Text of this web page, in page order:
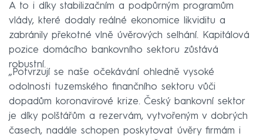
A to i díky stabilizačním a podpůrným programům
vlády, které dodaly reálné ekonomice likviditu a
zabránily překotné vlně úvěrových selhání. Kapitálová
pozice domácího bankovního sektoru zůstává
robustní.
„Potvrzují se naše očekávání ohledně vysoké
odolnosti tuzemského finančního sektoru vůči
dopadům koronavirové krize. Český bankovní sektor
je díky polštářům a rezervám, vytvořeným v dobrých
časech, nadále schopen poskytovat úvěry firmám i